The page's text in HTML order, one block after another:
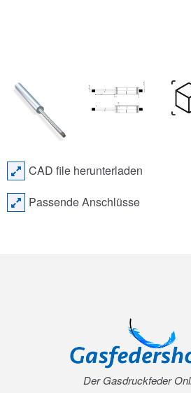
CAD file herunterladen
Passende Anschlüsse
Der Gasdruckfeder